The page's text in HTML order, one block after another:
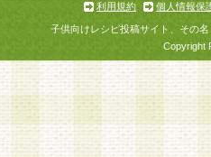
利用規約
個人情報保
子供向けレシピ投稿サイト、その
Copyright